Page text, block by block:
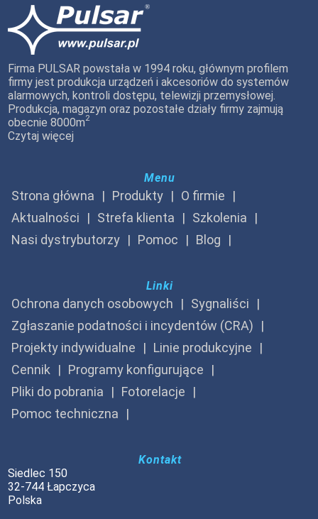
Firma PULSAR powstała w 1994 roku, głównym profilem
firmy jest produkcja urządzeń i akcesoriów do systemów
alarmowych, kontroli dostępu, telewizji przemysłowej.
Produkcja, magazyn oraz pozostałe działy firmy zajmują
obecnie 8000m2
Czytaj więcej
Menu
Strona główna Produkty
O firmie
Aktualności
Strefa klienta
Szkolenia
Nasi dystrybutorzy
Pomoc Blog
Linki
Ochrona danych osobowych
Sygnaliści
Zgłaszanie podatności i incydentów (CRA)
Projekty indywidualne
Linie produkcyjne
Cennik
Programy konfigurujące
Pliki do pobrania
Fotorelacje
Pomoc techniczna
Kontakt
Siedlec 150
32-744 Łapczyca
Polska